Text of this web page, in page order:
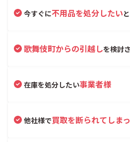
今すぐに不用品を処分したい
歌舞伎町からの引越しを検討
在庫を処分したい事業者様
他社様で買取を断られてしま